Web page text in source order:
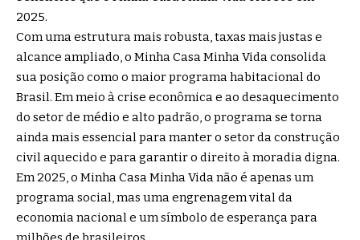
2025.
Com uma estrutura mais robusta, taxas mais justas e
alcance ampliado, o Minha Casa Minha Vida consolida
sua posição como o maior programa habitacional do
Brasil. Em meio à crise econômica e ao desaquecimento
do setor de médio e alto padrão, o programa se torna
ainda mais essencial para manter o setor da construção
civil aquecido e para garantir o direito à moradia digna.
Em 2025, o Minha Casa Minha Vida não é apenas um
programa social, mas uma engrenagem vital da
economia nacional e um símbolo de esperança para